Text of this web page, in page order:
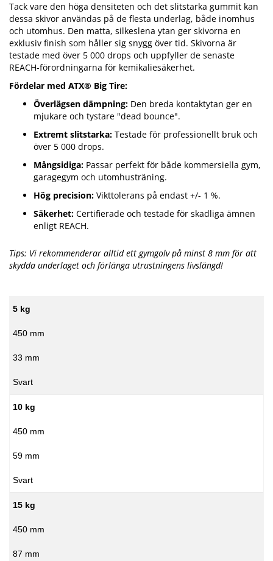
Tack vare den höga densiteten och det slitstarka gummit kan
dessa skivor användas på de flesta underlag, både inomhus
och utomhus. Den matta, silkeslena ytan ger skivorna en
exklusiv finish som håller sig snygg över tid. Skivorna är
testade med över 5 000 drops och uppfyller de senaste
REACH-förordningarna för kemikaliesäkerhet.
Fördelar med ATX® Big Tire:
Överlägsen dämpning: Den breda kontaktytan ger en
mjukare och tystare "dead bounce".
Extremt slitstarka: Testade för professionellt bruk och
över 5 000 drops.
Mångsidiga: Passar perfekt för både kommersiella gym,
garagegym och utomhusträning.
Hög precision: Vikttolerans på endast +/- 1 %.
Säkerhet: Certifierade och testade för skadliga ämnen
enligt REACH.
Tips: Vi rekommenderar alltid ett gymgolv på minst 8 mm för att
skydda underlaget och förlänga utrustningens livslängd!
5 kg
450 mm
33 mm
Svart
10 kg
450 mm
59 mm
Svart
15 kg
450 mm
87 mm